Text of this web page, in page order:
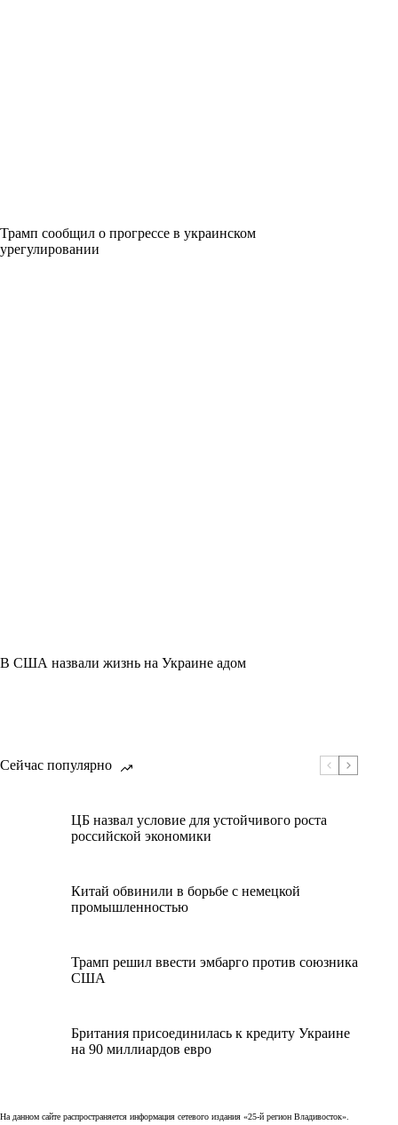
Трамп сообщил о прогрессе в украинском
урегулировании
В США назвали жизнь на Украине адом
Сейчас популярно
ЦБ назвал условие для устойчивого роста
российской экономики
Китай обвинили в борьбе с немецкой
промышленностью
Трамп решил ввести эмбарго против союзника
США
Британия присоединилась к кредиту Украине
на 90 миллиардов евро
На данном сайте распространяется информация сетевого издания «25-й регион Владивосток».